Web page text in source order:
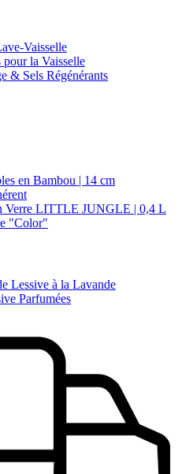
Vaisselle
la Vaisselle
& Sels Régénérants
en Bambou | 14 cm
Verre LITTLE JUNGLE | 0,4 L
"Color"
Lessive à la Lavande
Parfumées